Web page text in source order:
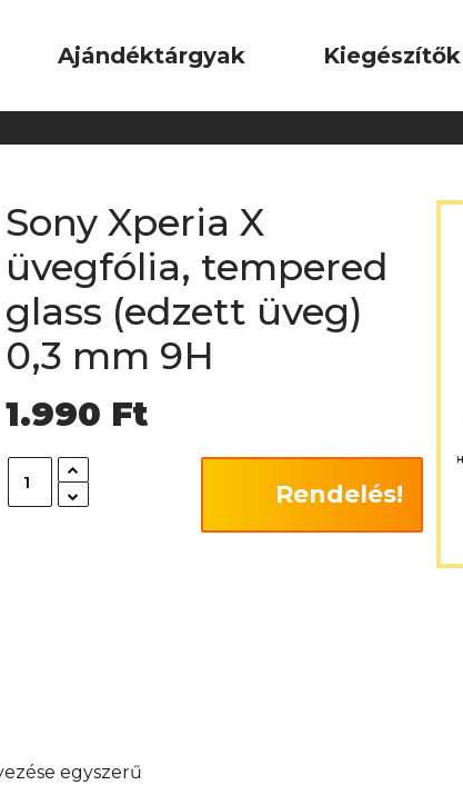
Ajándéktárgyak Kiegészítők
Sony Xperia X
üvegfólia, tempered
glass (edzett üveg)
0,3 mm 9H
1.990 Ft
Rendelés!
egyszerű